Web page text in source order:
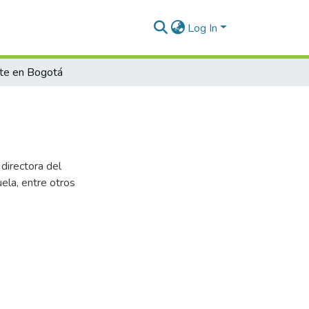
Log In
en Bogotá
del
entre otros